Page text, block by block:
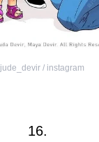
jude_devir / instagram
16.